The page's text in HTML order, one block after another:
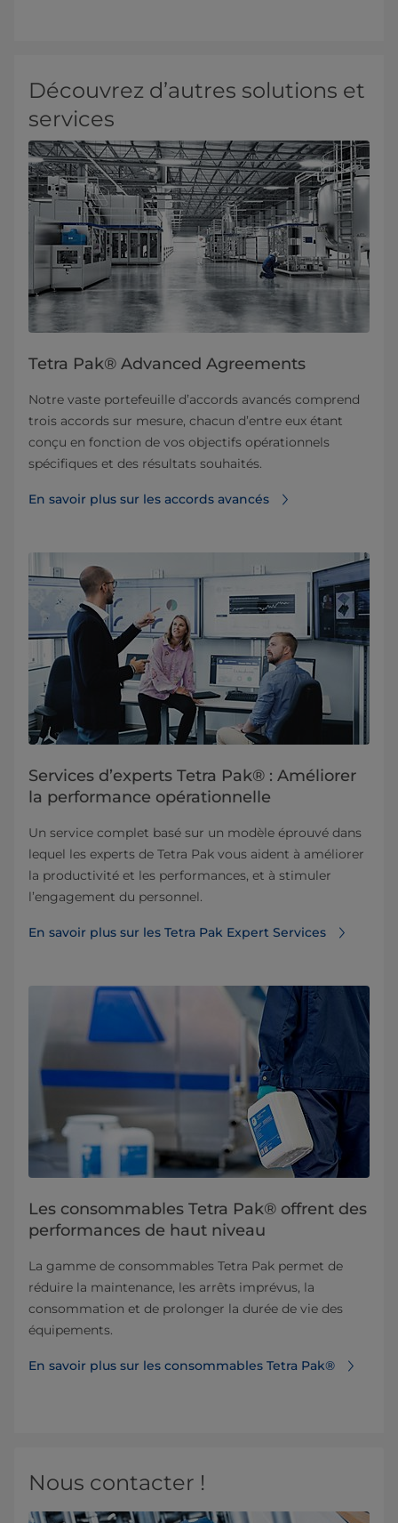
Découvrez d’autres solutions et
services
Tetra Pak® Advanced Agreements
Notre vaste portefeuille d’accords avancés comprend
trois accords sur mesure, chacun d’entre eux étant
conçu en fonction de vos objectifs opérationnels
spécifiques et des résultats souhaités.
En savoir plus sur les accords avancés
Services d’experts Tetra Pak® : Améliorer
la performance opérationnelle
Un service complet basé sur un modèle éprouvé dans
lequel les experts de Tetra Pak vous aident à améliorer
la productivité et les performances, et à stimuler
l’engagement du personnel.
En savoir plus sur les Tetra Pak Expert Services
Les consommables Tetra Pak® offrent des
performances de haut niveau
La gamme de consommables Tetra Pak permet de
réduire la maintenance, les arrêts imprévus, la
consommation et de prolonger la durée de vie des
équipements.
En savoir plus sur les consommables Tetra Pak®
Nous contacter !